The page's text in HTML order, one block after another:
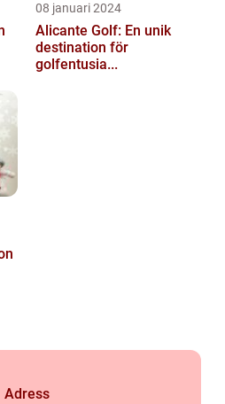
08 januari 2024
Alicante Golf: En unik
destination för
golfentusia...
Adress